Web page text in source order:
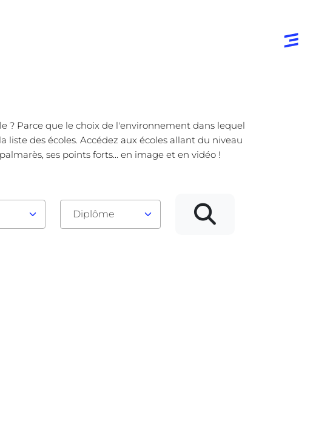
? Parce que le choix de l'environnement dans lequel
des écoles. Accédez aux écoles allant du niveau
ses points forts... en image et en vidéo !
Diplôme